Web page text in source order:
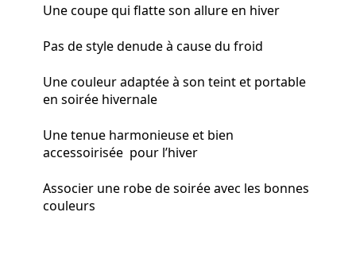
Une coupe qui flatte son allure en hiver
Pas de style denude à cause du froid
Une couleur adaptée à son teint et portable
en soirée hivernale
Une tenue harmonieuse et bien
accessoirisée pour l’hiver
Associer une robe de soirée avec les bonnes
couleurs